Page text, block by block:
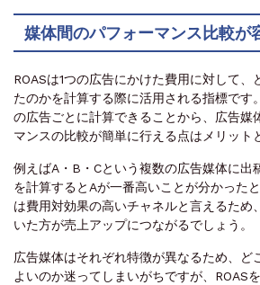
媒体間のパフォーマンス比較が
ROASは1つの広告にかけた費用に対して、
たのかを計算する際に活用される指標です
の広告ごとに計算できることから、広告媒
マンスの比較が簡単に行える点はメリット
例えばA・B・Cという複数の広告媒体に出
を計算するとAが一番高いことが分かった
は費用対効果の高いチャネルと言えるため
いた方が売上アップにつながるでしょう。
広告媒体はそれぞれ特徴が異なるため、ど
よいのか迷ってしまいがちですが、ROAS